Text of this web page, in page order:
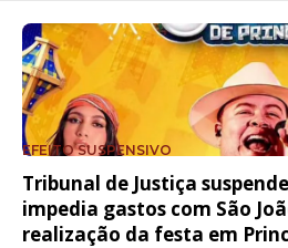
EFEITO SUSPENSIVO
Tribunal de Justiça
impedia gastos com São
realização da festa em